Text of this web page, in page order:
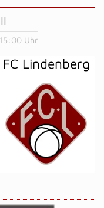
15:00 Uhr
FC Lindenberg